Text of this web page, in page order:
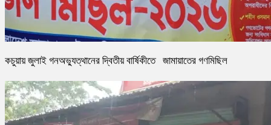
কচুয়ায় জুলাই গনঅভ্যুত্থানের দ্বিতীয় বার্ষিকীতে জামায়াতের গণমিছিল